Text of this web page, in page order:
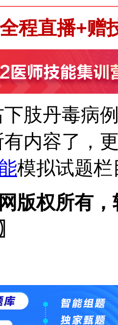
程直播+赠
下肢丹毒病
有内容了，
模拟试题栏
版权所有